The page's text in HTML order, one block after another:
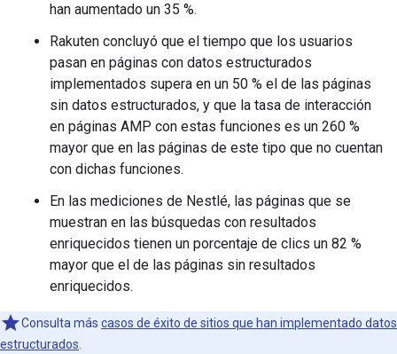
han aumentado un 35 %.
Rakuten concluyó que el tiempo que los usuarios
pasan en páginas con datos estructurados
implementados supera en un 50 % el de las páginas
sin datos estructurados, y que la tasa de interacción
en páginas AMP con estas funciones es un 260 %
mayor que en las páginas de este tipo que no cuentan
con dichas funciones.
En las mediciones de Nestlé, las páginas que se
muestran en las búsquedas con resultados
enriquecidos tienen un porcentaje de clics un 82 %
mayor que el de las páginas sin resultados
enriquecidos.
Consulta más casos de éxito de sitios que han implementado datos
estructurados